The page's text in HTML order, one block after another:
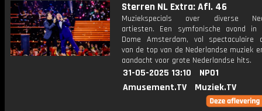
Sterren NL Extra: Afl. 46
Muziekspecials over diverse
artiesten. Een symfonische avond in
Dome Amsterdam, vol spectaculaire
van de top van de Nederlandse muziek
aandacht voor grote Nederlandse hits.
31-05-2025 13:10
NPO1
Amusement.TV
Muziek.TV